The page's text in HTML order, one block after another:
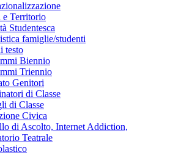
e Territorio
Studentesca
famiglie/studenti
testo
Biennio
Triennio
Genitori
di Classe
di Classe
Civica
di Ascolto, Internet Addiction,
Teatrale